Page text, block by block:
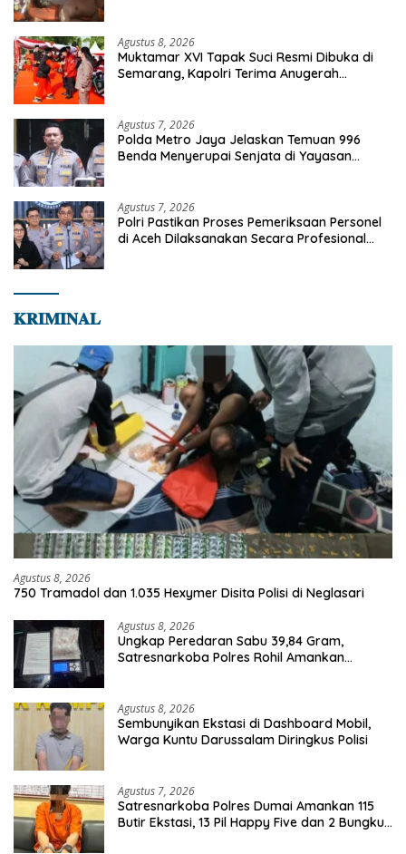
Agustus 8, 2026
Muktamar XVI Tapak Suci Resmi Dibuka di
Semarang, Kapolri Terima Anugerah
Agustus 7, 2026
Polda Metro Jaya Jelaskan Temuan 996
Benda Menyerupai Senjata di Yayasan
Agustus 7, 2026
Polri Pastikan Proses Pemeriksaan Personel
di Aceh Dilaksanakan Secara Profesional
𝐊𝐑𝐈𝐌𝐈𝐍𝐀𝐋
Agustus 8, 2026
750 Tramadol dan 1.035 Hexymer Disita Polisi di Neglasari
Agustus 8, 2026
Ungkap Peredaran Sabu 39,84 Gram,
Satresnarkoba Polres Rohil Amankan
Agustus 8, 2026
Sembunyikan Ekstasi di Dashboard Mobil,
Warga Kuntu Darussalam Diringkus Polisi
Agustus 7, 2026
Satresnarkoba Polres Dumai Amankan 115
Butir Ekstasi, 13 Pil Happy Five dan 2 Bungkus